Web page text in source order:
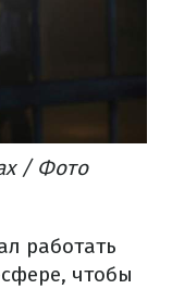
/ Фото
работать
чтобы